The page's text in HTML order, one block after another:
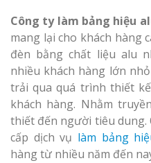
Công ty làm bảng hiệu
mang lại cho khách hàng
đèn bằng chất liệu alu
nhiều khách hàng lớn
trải qua quá trình thiết
khách hàng. Nhằm
thiết đến người tiêu dung.
cấp dịch vụ làm bảng
hàng từ nhiều năm đến
Làm bảng hiệu
Biên Hòa